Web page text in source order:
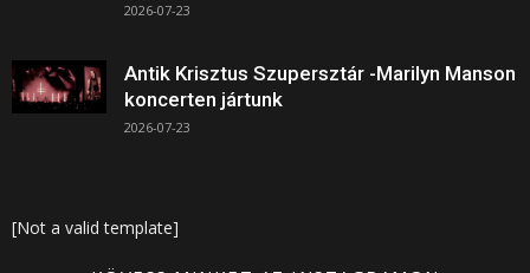
2026-07-23
Antik Krisztus Szupersztár -Marilyn Manson
koncerten jártunk
2026-07-23
[Not a valid template]